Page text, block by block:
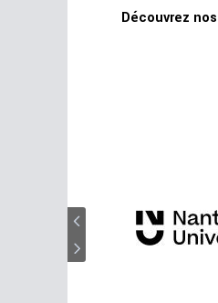
Découvrez